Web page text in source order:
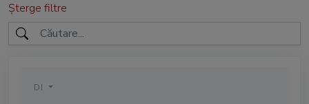
Șterge filtre
DI